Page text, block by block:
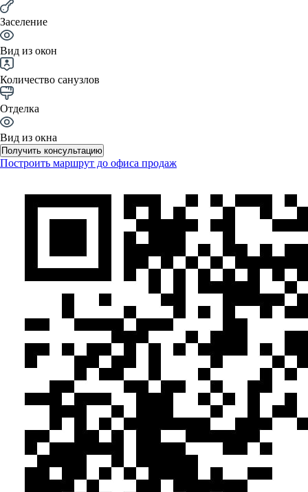
Заселение
Вид из окон
Количество санузлов
Отделка
Вид из окна
Получить консультацию
Построить маршрут до офиса продаж